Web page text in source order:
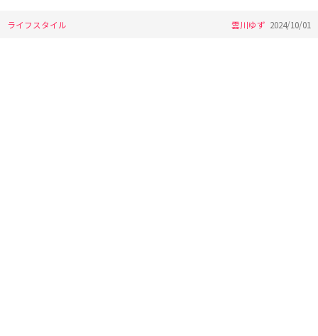
ライフスタイル 雲川ゆず 2024/10/01